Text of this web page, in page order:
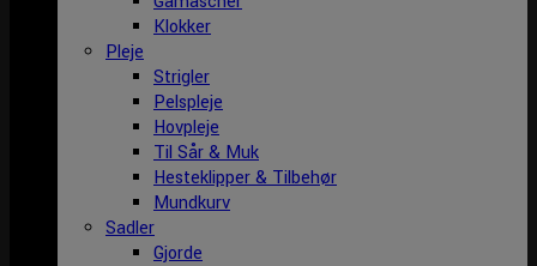
Klokker
Pleje
Strigler
Pelspleje
Hovpleje
Til Sår & Muk
Hesteklipper & Tilbehør
Mundkurv
Sadler
Gjorde